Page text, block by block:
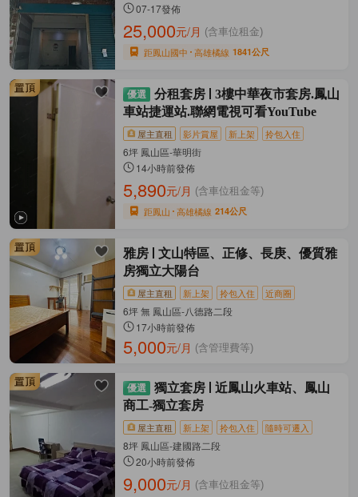
07-17發佈
25,000元/月 (含車位租金)
距鳳山國中 高雄橘線 1841公尺
分租套房
3樓中華夜市套房.鳳山
車站捷運站.聯網電視可看YouTube
屋主直租 影片賞屋 新上架 拎包入住
6坪 鳳山區-華明街
14小時前發佈
5,890元/月 (含車位租金等)
距鳳山 高雄橘線 214公尺
雅房
文山特區、正修、長庚、優質雅
房獨立大陽台
屋主直租 新上架 拎包入住 近商圈
6坪 無 鳳山區-八德路二段
17小時前發佈
5,000元/月 (含管理費等)
獨立套房
近鳳山火車站、鳳山
商工-獨立套房
屋主直租 新上架 拎包入住 隨時可遷入
8坪 鳳山區-建國路二段
20小時前發佈
9,000元/月 (含車位租金等)